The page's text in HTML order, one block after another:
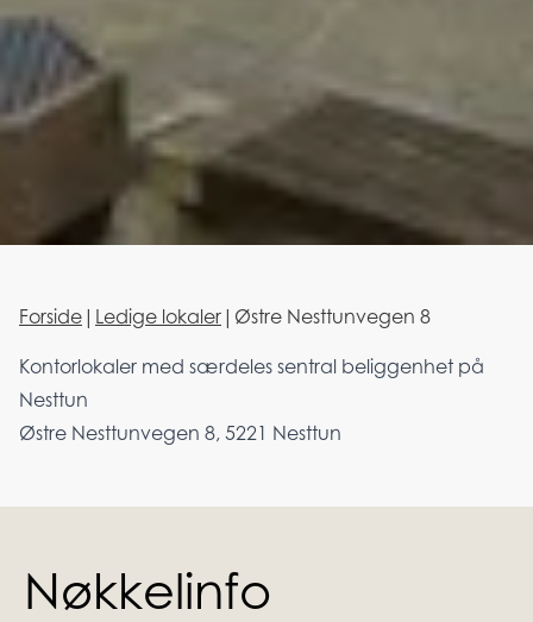
Forside | Ledige lokaler | Østre Nesttunvegen 8
Kontorlokaler med særdeles sentral beliggenhet på
Nesttun
Østre Nesttunvegen 8, 5221 Nesttun
Nøkkelinfo